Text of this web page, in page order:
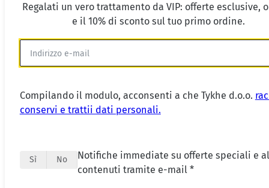
Regalati un vero trattamento da VIP: offerte esclusive,
e il 10% di sconto sul tuo primo ordine.
Compilando il modulo, acconsenti a che Tykhe d.o.o.
conservi e trattii dati personali.
Sì No
Notifiche immediate su offerte speciali e
contenuti tramite e-mail *